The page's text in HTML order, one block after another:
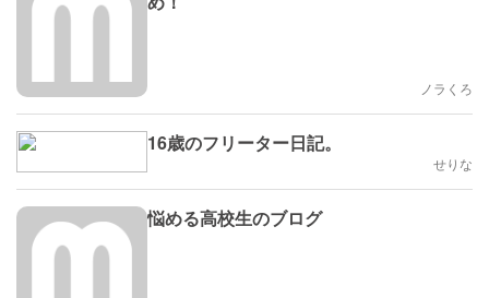
ノラくろ
16歳のフリーター日記。
せりな
悩める高校生のブログ